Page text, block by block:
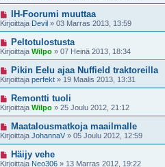
IH-Foorumi muuttaa
Kirjoittaja Devil » 03 Marras 2013, 13:59
Peltotulostusta
Kirjoittaja Wilpo » 07 Heinä 2013, 18:34
Pikin Eelu ajaa Nuffield traktoreilla
Kirjoittaja perfekt » 19 Maalis 2013, 13:31
Remontti tuoli
Kirjoittaja Wilpo » 25 Joulu 2012, 21:12
Maatalousmatkoja maailmalle
Kirjoittaja JohannaV » 05 Joulu 2012, 12:59
Häijy vehe
Kirjoittaja Neo306 » 13 Marras 2012, 19:22